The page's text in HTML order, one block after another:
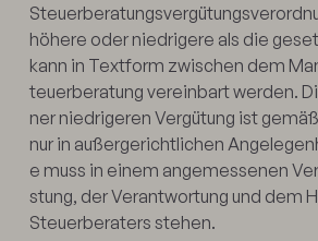
höhere oder niedrigere als die
kann in Textform zwischen dem
teuerberatung vereinbart werden.
ner niedrigeren Vergütung ist
nur in außergerichtlichen
e muss in einem angemessenen
stung, der Verantwortung und dem
Steuerberaters stehen.